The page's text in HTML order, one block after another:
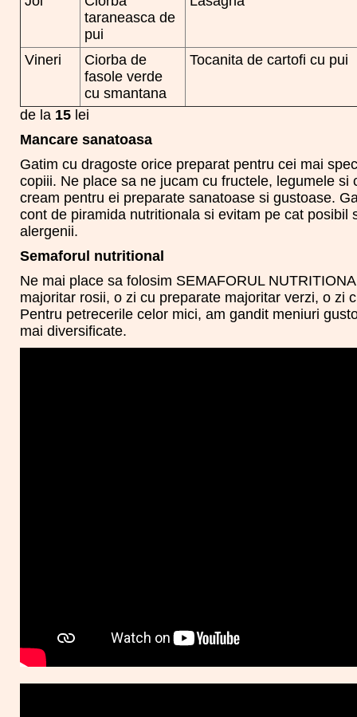
taraneasca de
pui
Vineri
Ciorba de
fasole verde
cu smantana
Tocanita de cartofi cu pui
de la 15 lei
Mancare sanatoasa
Gatim cu dragoste orice preparat pentru cei mai
copiii. Ne place sa ne jucam cu fructele, legumele si
cream pentru ei preparate sanatoase si gustoase.
cont de piramida nutritionala si evitam pe cat posibil
alergenii.
Semaforul nutritional
Ne mai place sa folosim SEMAFORUL
majoritar rosii, o zi cu preparate majoritar verzi, o zi
Pentru petrecerile celor mici, am gandit meniuri
mai diversificate.